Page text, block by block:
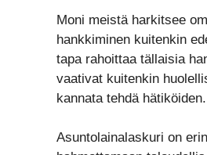
Moni meistä harkitsee
hankkiminen kuitenkin
tapa rahoittaa tällaisia
vaativat kuitenkin
kannata tehdä hätiköiden.
Asuntolainalaskuri on